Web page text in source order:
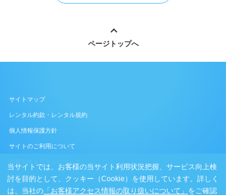
ページトップへ
サイトマップ
レンタル約款・レンタル規約
個人情報保護方針
サイトのご利用について
品質方針
コンプライアンス
当サイトでは、お客様の当サイト利用状況把握、サービス向上検
討を目的として、クッキー（Cookie）を使用しています。 詳しく
は、当社の 「お客様アクセス情報の取り扱いについて」 をご確認